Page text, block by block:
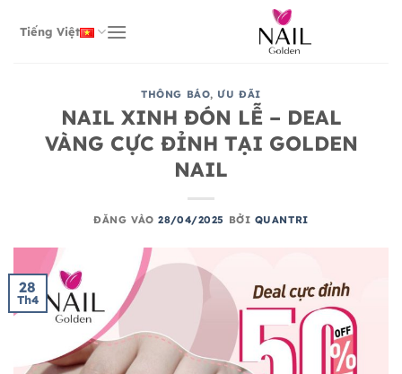
quaTiếng Việt
THÔNG BÁO, ƯU ĐÃI
NAIL XINH ĐÓN LỄ – DEAL
VÀNG CỰC ĐỈNH TẠI GOLDEN
NAIL
ĐĂNG VÀO28/04/2025 BỞI QUANTRI
28
Th4